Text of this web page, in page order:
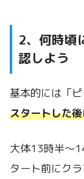
2、何時頃
認しよう
基本的には「ピ
スタートした
大体13時半～
タート前にク